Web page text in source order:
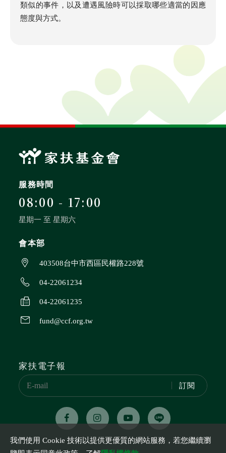
類似的事件，以及遭遇風險時可以採取哪些適當的因應
態度與方式。
服務時間
08:00 - 17:00
星期一 至 星期六
會本部
403508台中市西區民權路228號
04-22061234
04-22061235
fund@ccf.org.tw
家扶電子報
訂閱
我們使用 Cookie 技術以提供更優質的網站服務，若您繼續瀏